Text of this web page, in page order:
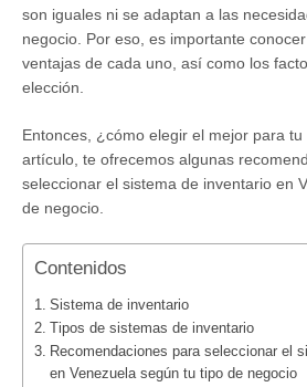
son iguales ni se adaptan a las
negocio. Por eso, es importante
ventajas de cada uno, así como los
elección.
Entonces, ¿cómo elegir el mejor para tu
artículo, te ofrecemos algunas
seleccionar el sistema de inventario en
de negocio.
Contenidos
Sistema de inventario
Tipos de sistemas de inventario
Recomendaciones para seleccionar el
en Venezuela según tu tipo de negocio